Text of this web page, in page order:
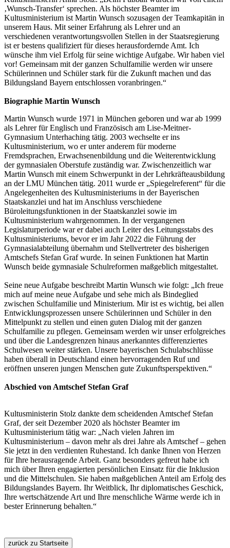
‚Wunsch‑Transfer‘ sprechen. Als höchster Beamter im
Kultusministerium ist Martin Wunsch sozusagen der Teamkapitän in
unserem Haus. Mit seiner Erfahrung als Lehrer und an
verschiedenen verantwortungsvollen Stellen in der Staatsregierung
ist er bestens qualifiziert für dieses herausfordernde Amt. Ich
wünsche ihm viel Erfolg für seine wichtige Aufgabe. Wir haben viel
vor! Gemeinsam mit der ganzen Schulfamilie werden wir unsere
Schülerinnen und Schüler stark für die Zukunft machen und das
Bildungsland Bayern entschlossen voranbringen.“
Biographie Martin Wunsch
Martin Wunsch wurde 1971 in München geboren und war ab 1999
als Lehrer für Englisch und Französisch am Lise-Meitner-
Gymnasium Unterhaching tätig. 2003 wechselte er ins
Kultusministerium, wo er unter anderem für moderne
Fremdsprachen, Erwachsenenbildung und die Weiterentwicklung
der gymnasialen Oberstufe zuständig war. Zwischenzeitlich war
Martin Wunsch mit einem Schwerpunkt in der Lehrkräfteausbildung
an der LMU München tätig. 2011 wurde er „Spiegelreferent“ für die
Angelegenheiten des Kultusministeriums in der Bayerischen
Staatskanzlei und hat im Anschluss verschiedene
Büroleitungsfunktionen in der Staatskanzlei sowie im
Kultusministerium wahrgenommen. In der vergangenen
Legislaturperiode war er dabei auch Leiter des Leitungsstabs des
Kultusministeriums, bevor er im Jahr 2022 die Führung der
Gymnasialabteilung übernahm und Stellvertreter des bisherigen
Amtschefs Stefan Graf wurde. In seinen Funktionen hat Martin
Wunsch beide gymnasiale Schulreformen maßgeblich mitgestaltet.
Seine neue Aufgabe beschreibt Martin Wunsch wie folgt: „Ich freue
mich auf meine neue Aufgabe und sehe mich als Bindeglied
zwischen Schulfamilie und Ministerium. Mir ist es wichtig, bei allen
Entwicklungsprozessen unsere Schülerinnen und Schüler in den
Mittelpunkt zu stellen und einen guten Dialog mit der ganzen
Schulfamilie zu pflegen. Gemeinsam werden wir unser erfolgreiches
und über die Landesgrenzen hinaus anerkanntes differenziertes
Schulwesen weiter stärken. Unsere bayerischen Schulabschlüsse
haben überall in Deutschland einen hervorragenden Ruf und
eröffnen unseren jungen Menschen gute Zukunftsperspektiven.“
Abschied von Amtschef Stefan Graf
Kultusministerin Stolz dankte dem scheidenden Amtschef Stefan
Graf, der seit Dezember 2020 als höchster Beamter im
Kultusministerium tätig war: „Nach vielen Jahren im
Kultusministerium – davon mehr als drei Jahre als Amtschef – gehen
Sie jetzt in den verdienten Ruhestand. Ich danke Ihnen von Herzen
für Ihre herausragende Arbeit. Ganz besonders gefreut habe ich
mich über Ihren engagierten persönlichen Einsatz für die Inklusion
und die Mittelschulen. Sie haben maßgeblichen Anteil am Erfolg des
Bildungslandes Bayern. Ihr Weitblick, Ihr diplomatisches Geschick,
Ihre wertschätzende Art und Ihre menschliche Wärme werde ich in
bester Erinnerung behalten.“
zurück zu Startseite